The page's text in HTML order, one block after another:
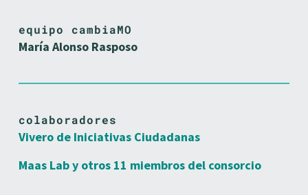
equipo cambiaMO
María Alonso Rasposo
colaboradores
Vivero de Iniciativas Ciudadanas
Maas Lab y otros 11 miembros del consorcio